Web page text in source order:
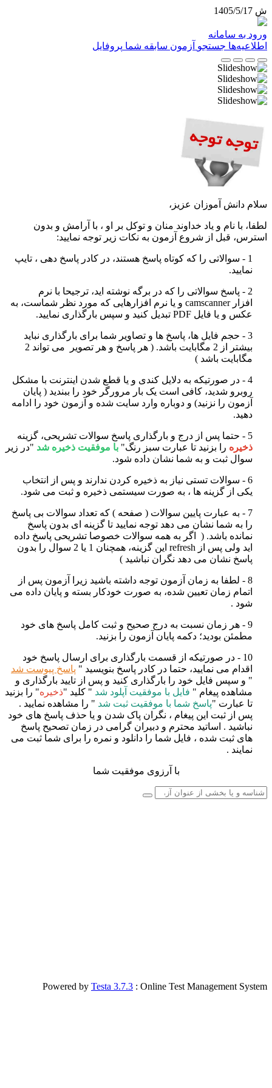
ش 1405/5/17
ورود به سامانه
اطلاعیه‌ها جستجو آزمون سابقه شما پروفایل
سلام دانش آموزان عزیز،
لطفا، با نام و یاد خداوند منان و توکل بر او ، با آرامش و بدون
استرس، قبل از شروع آزمون به نکات زیر توجه نمایید:
1 - سوالاتی را که کوتاه پاسخ هستند، در کادر پاسخ دهی ، تایپ
نمایید.
2 - پاسخ سوالاتی را که در برگه نوشته اید، ترجیحا با نرم
افزار camscanner و یا نرم افزارهایی که مورد نظر شماست، به
عکس و یا فایل PDF تبدیل کنید و سپس بارگذاری نمایید
.
3 - حجم فایل ها، پاسخ ها و تصاویر شما برای بارگذاری نباید
بیشتر از 2 مگابایت باشد. ( هر پاسخ و هر تصویر می تواند 2
مگابایت باشد )
4 - در صورتیکه به دلایل کندی و یا قطع شدن اینترنت با مشکل
روبرو شدید، کافی است یک بار مرورگر خود را ببندید ( پایان
آزمون را نزنید) و دوباره وارد سایت شده و آزمون خود را ادامه
دهید.
5 - حتما پس از درج و بارگذاری پاسخ سوالات تشریحی، گزینه
ذخیره را بزنید تا عبارت سبز رنگ" با موفقیت ذخیره شد "در زیر
سوال ثبت و به شما نشان داده شود.
6 - سوالات تستی نیاز به ذخیره کردن ندارند و پس از انتخاب
یکی از گزینه ها ، به صورت سیستمی ذخیره و ثبت می شود.
7 - به عبارت پایین سوالات ( صفحه ) که تعداد سوالات بی پاسخ
را به شما نشان می دهد توجه نمایید تا گزینه ای بدون پاسخ
نمانده باشد. (
اگر به همه سوالات خصوصا تشریحی پاسخ داده
اید ولی پس از refresh
این گزینه، همچنان 1 یا 2 سوال را بدون
پاسخ نشان می دهد نگران نباشید )
8 - لطفا به زمان آزمون توجه داشته باشید زیرا آزمون پس از
اتمام زمان تعیین شده، به صورت خودکار بسته و پایان داده می
شود .
9 - هر زمان نسبت به درج صحیح و ثبت کامل پاسخ های خود
مطمئن بودید؛ دکمه پایان آزمون را بزنید.
10 - در صورتیکه از قسمت بارگذاری برای ارسال پاسخ خود
اقدام می نمایید، حتما در کادر پاسخ بنویسید " پاسخ پیوست شد
" و سپس فایل خود را بارگذاری کنید و پس از تایید بارگذاری و
مشاهده پیغام " فایل با موفقیت آپلود شد " کلید "ذخیره" را بزنید
تا عبارت "پاسخ شما با موفقیت ثبت شد " را مشاهده نمایید .
پس از ثبت این پیغام ، نگران پاک شدن و یا حذف پاسخ های خود
نباشید . اساتید محترم و دبیران گرامی در زمان تصحیح پاسخ
های ثبت شده ، فایل شما را دانلود و نمره را برای شما ثبت می
نمایند .
با آرزوی موفقیت شما
Powered by Testa 3.7.3 : Online Test Management System